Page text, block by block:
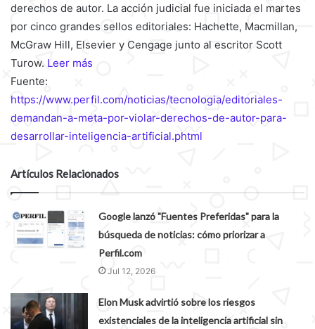
derechos de autor. La acción judicial fue iniciada el martes
por cinco grandes sellos editoriales: Hachette, Macmillan,
McGraw Hill, Elsevier y Cengage junto al escritor Scott
Turow. Leer más
Fuente:
https://www.perfil.com/noticias/tecnologia/editoriales-
demandan-a-meta-por-violar-derechos-de-autor-para-
desarrollar-inteligencia-artificial.phtml
Artículos Relacionados
Google lanzó "Fuentes Preferidas" para la
búsqueda de noticias: cómo priorizar a
Perfil.com
Jul 12, 2026
Elon Musk advirtió sobre los riesgos
existenciales de la inteligencia artificial sin